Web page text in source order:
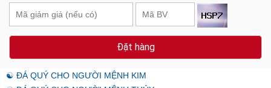
Đặt hàng
☯ ĐÁ QUÝ CHO NGƯỜI MỆNH KIM